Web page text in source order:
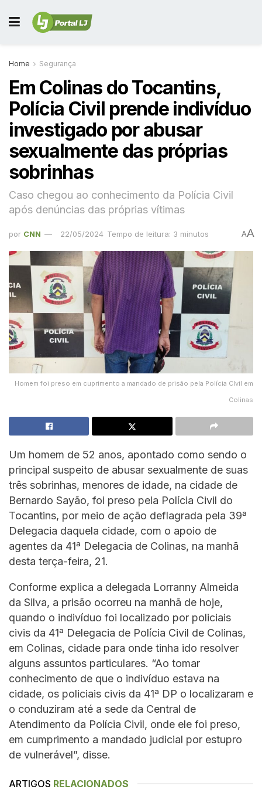
Home Segurança
Em Colinas do Tocantins,
Polícia Civil prende indivíduo
investigado por abusar
sexualmente das próprias
sobrinhas
Caso chegou ao conhecimento da Polícia Civil
após denúncias das próprias vítimas
por CNN 22/05/2024 Tempo de leitura: 3 minutos AA
Homem foi preso em cuprimento a mandado de prisão pela Polícia CIvil em
Colinas
Um homem de 52 anos, apontado como sendo o
principal suspeito de abusar sexualmente de suas
três sobrinhas, menores de idade, na cidade de
Bernardo Sayão, foi preso pela Polícia Civil do
Tocantins, por meio de ação deflagrada pela 39ª
Delegacia daquela cidade, com o apoio de
agentes da 41ª Delegacia de Colinas, na manhã
desta terça-feira, 21.
Conforme explica a delegada Lorranny Almeida
da Silva, a prisão ocorreu na manhã de hoje,
quando o indivíduo foi localizado por policiais
civis da 41ª Delegacia de Polícia Civil de Colinas,
em Colinas, cidade para onde tinha ido resolver
alguns assuntos particulares. “Ao tomar
conhecimento de que o indivíduo estava na
cidade, os policiais civis da 41ª DP o localizaram e
o conduziram até a sede da Central de
Atendimento da Polícia Civil, onde ele foi preso,
em cumprimento a mandado judicial por estupro
de vulnerável”, disse.
ARTIGOS RELACIONADOS